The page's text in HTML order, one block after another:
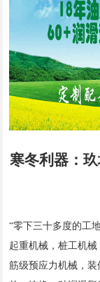
寒冬利器：
“零下三十多度的工
起重机械，桩工机
筋级预应力机械，